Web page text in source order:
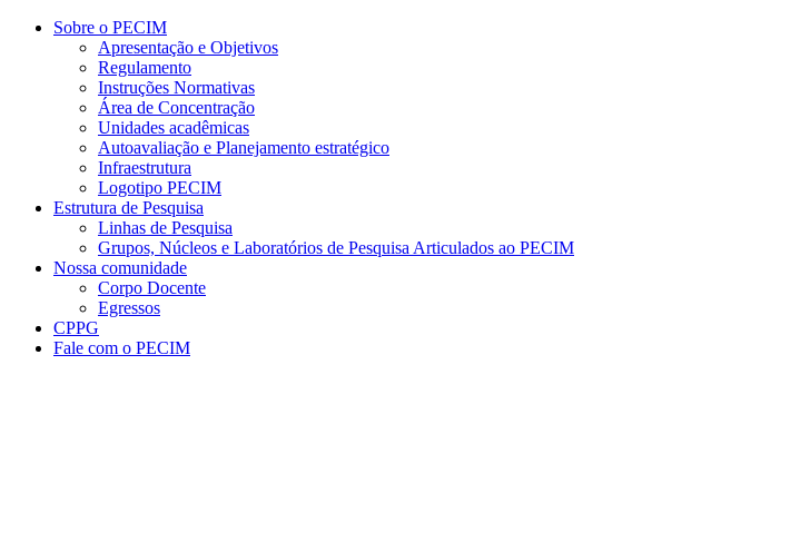
Conteúdo principal Menu principal
Sobre o PECIM
Apresentação e Objetivos
Regulamento
Instruções Normativas
Área de Concentração
Unidades acadêmicas
Autoavaliação e Planejamento estratégico
Infraestrutura
Logotipo PECIM
Estrutura de Pesquisa
Linhas de Pesquisa
Grupos, Núcleos e Laboratórios de Pesquisa Articulados ao PECIM
Nossa comunidade
Corpo Docente
Egressos
CPPG
Fale com o PECIM